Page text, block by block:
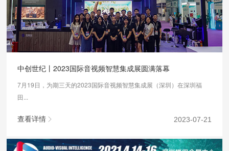
中创世纪丨2023国际音视频智慧集成展圆满落幕
7月19日，为期三天的2023国际音视频智慧集成展（深圳）在深圳福
田...
2023-07-21
查看详情